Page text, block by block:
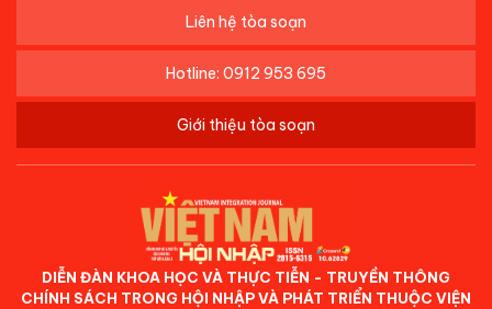
Liên hệ tòa soạn
Hotline: 0912 953 695
Giới thiệu tòa soạn
DIỄN ĐÀN KHOA HỌC VÀ THỰC TIỄN - TRUYỀN THÔNG
CHÍNH SÁCH TRONG HỘI NHẬP VÀ PHÁT TRIỂN THUỘC VIỆN